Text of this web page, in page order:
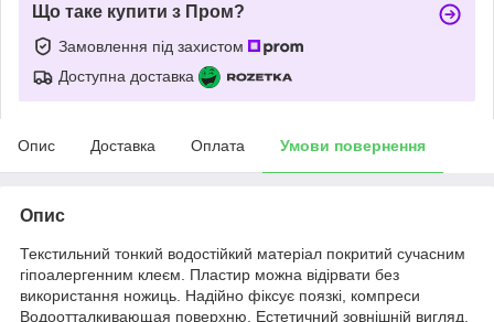
Що таке купити з Пром?
Замовлення під захистом
Доступна доставка
Опис Доставка Оплата Умови повернення
Опис
Текстильний тонкий водостійкий матеріал покритий сучасним
гіпоалергенним клеєм. Пластир можна відірвати без
використання ножиць. Надійно фіксує поязкі, компреси
Водоотталкивающая поверхню. Естетичний зовнішній вигляд.